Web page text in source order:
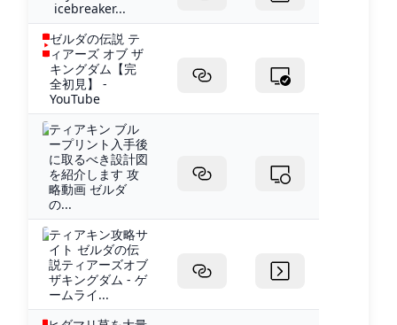
icebreaker...
ゼルダの伝説 テ
ィアーズ オブ ザ
キングダム【完
全初見】 -
YouTube
ティアキン ブル
ープリント入手後
に取るべき設計図
を紹介します 攻
略動画 ゼルダ
の...
ティアキン攻略サ
イト ゼルダの伝
説ティアーズオブ
ザキングダム - ゲ
ームライ...